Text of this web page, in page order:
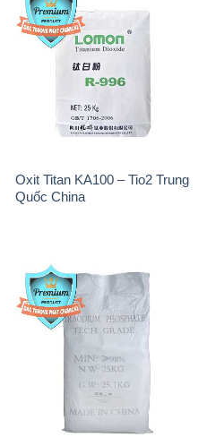
Oxit Titan KA100 – Tio2 Trung
Quốc China